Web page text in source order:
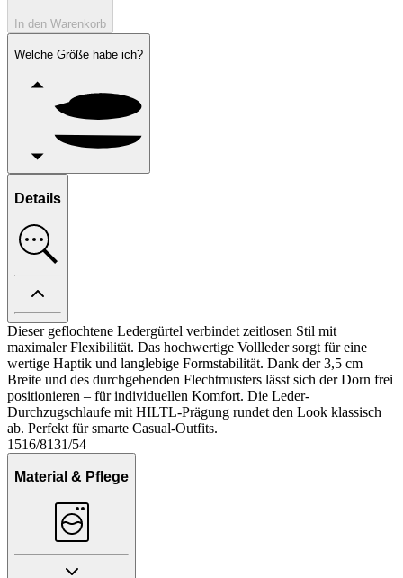
In den Warenkorb
Welche Größe habe ich?
Details
Dieser geflochtene Ledergürtel verbindet zeitlosen Stil mit
maximaler Flexibilität. Das hochwertige Vollleder sorgt für eine
wertige Haptik und langlebige Formstabilität. Dank der 3,5 cm
Breite und des durchgehenden Flechtmusters lässt sich der Dorn frei
positionieren – für individuellen Komfort. Die Leder-
Durchzugschlaufe mit HILTL-Prägung rundet den Look klassisch
ab. Perfekt für smarte Casual-Outfits.
1516/8131/54
Material & Pflege